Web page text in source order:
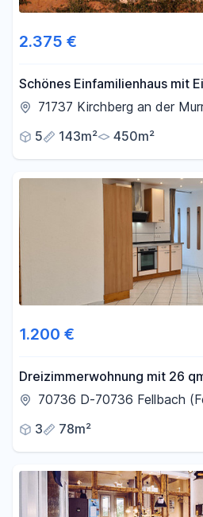
2.375 €
Schönes Einfamilienhaus mit
71737 Kirchberg an der
5
143m² 450m²
1.200 €
Dreizimmerwohnung mit 26
sehr zentral
70736 D-70736 Fellbach
3
78m²